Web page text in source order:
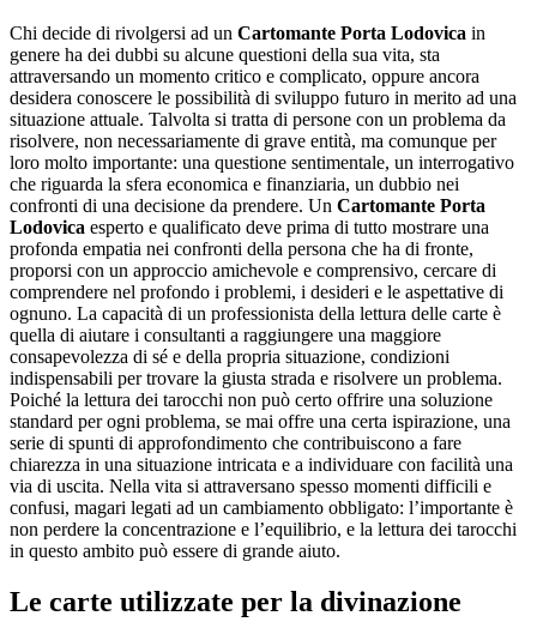
Chi decide di rivolgersi ad un Cartomante Porta Lodovica in
genere ha dei dubbi su alcune questioni della sua vita, sta
attraversando un momento critico e complicato, oppure ancora
desidera conoscere le possibilità di sviluppo futuro in merito ad una
situazione attuale. Talvolta si tratta di persone con un problema da
risolvere, non necessariamente di grave entità, ma comunque per
loro molto importante: una questione sentimentale, un interrogativo
che riguarda la sfera economica e finanziaria, un dubbio nei
confronti di una decisione da prendere. Un Cartomante Porta
Lodovica esperto e qualificato deve prima di tutto mostrare una
profonda empatia nei confronti della persona che ha di fronte,
proporsi con un approccio amichevole e comprensivo, cercare di
comprendere nel profondo i problemi, i desideri e le aspettative di
ognuno. La capacità di un professionista della lettura delle carte è
quella di aiutare i consultanti a raggiungere una maggiore
consapevolezza di sé e della propria situazione, condizioni
indispensabili per trovare la giusta strada e risolvere un problema.
Poiché la lettura dei tarocchi non può certo offrire una soluzione
standard per ogni problema, se mai offre una certa ispirazione, una
serie di spunti di approfondimento che contribuiscono a fare
chiarezza in una situazione intricata e a individuare con facilità una
via di uscita. Nella vita si attraversano spesso momenti difficili e
confusi, magari legati ad un cambiamento obbligato: l’importante è
non perdere la concentrazione e l’equilibrio, e la lettura dei tarocchi
in questo ambito può essere di grande aiuto.
Le carte utilizzate per la divinazione